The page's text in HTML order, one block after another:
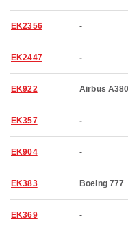
EK2356 -
EK2447 -
EK922 Airbus A380
EK357 -
EK904 -
EK383 Boeing 777
EK369 -